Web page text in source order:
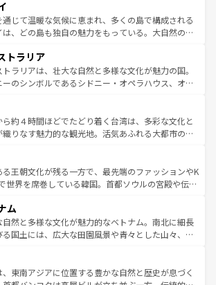
通費無料で観光を楽しむこともできる。 なお、新
イス情報はコンテンツ一覧 を参照してほしい。
な巨大都市は、観光、ショッピング、エンターテイ
トが詰まった刺激的なスポットだ。一方、アメリカ
は大自然が広がり、グランドキャニオンやイエロー
ーオーリンズでは、音楽と美食が融合した独特の
魅力。旅行者はアメリカの各地域で異なる魅力を楽
がら、その多様性と豊かな歴史を感じることができ
贅沢な旅のスタイルだ。 なお、新着のアメリカ
コンテンツ一覧を参照してほしい。
通じて温暖な気候に恵まれ、多くの島で構成される
は、どの島も独自の魅力をもっている。大自然の神
見逃せない。また、定番の観光地といえばオアフ
、静かな自然を求めるならマウイ島やカウアイ島が
め。エメラルドグリーンに輝く海をはじめ、豊かな
もてなしの心で訪れる人々を迎えてくれるハワイの
おいしいローカルフードやハワイアンミュージッ
統的なフラダンスなど、すべてがハワイの魅力を彩
に味わってほしい。 なお、新着のハワイ情報
テンツ一覧を参照してほしい。
トラリア
トラリアは、壮大な自然と多様な文化が魅力の国。
ーのシンボルであるシドニー・オペラハウス、オー
ーフや大陸中央部にそびえるウルル（エアーズロッ
タスマニアの美しい原生林やケアンズの熱帯雨林な
どころがたくさん。また、カフェやワイン、オージ
クティビティも充実しており、サーフィンやダイ
、ハイキングなど、アウトドア好きにはたまらな
ーストラリアの多彩な魅力を存分に味わいつくそ
ほしい。
ら約４時間ほどでたどり着く台湾は、多彩な文化と
織りなす魅力的な観光地。活気あふれる大都市の台
ひつな山岳地帯である台湾東部など、都市の喧騒
の静けさが共存しており、訪れる人に新しい発見と
もたらしてくれる。また、奥深い台湾の食文化も魅
いと評判のスイーツなど、バラエティ豊かな料理
が味わえる。 なお、新着の台湾情報は コンテンツ一覧を参
ほしい。
る王朝文化が残る一方で、最先端のファッションやK
世界を席巻している韓国。首都ソウルの宮殿や伝統
に足を延ばせば四季折々の自然美を楽しむことが
。そして、キムチや焼肉、絶品のストリートフード
さまざまな韓国料理が待っている。夜には、韓国な
に包まれながら、韓国の多彩な魅力を心ゆくまで味
わってみてほしい。 なお、新着の韓国情報はコンテンツ一
ム
自然と多様な文化が魅力的なベトナム。南北に細長
る国土には、広大な田園風景や青々とした山々、世
発展と共に伝統が息づく。ハノイの古い町並みやホ
ン市のフランス統治時代の建物も、独特の雰囲気を
、東南アジアに位置する豊かな自然と歴史が息づく